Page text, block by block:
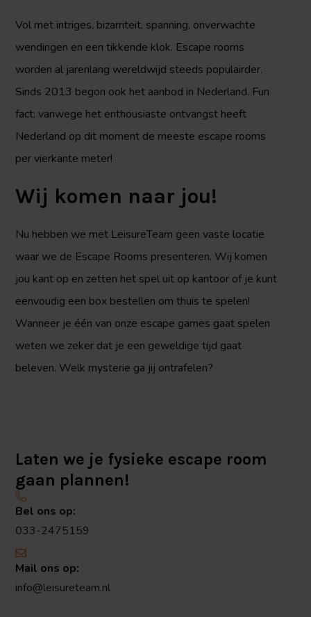
Vol met intriges, bizarriteit, spanning, onverwachte
wendingen en een tikkende klok. Escape rooms
worden al jarenlang wereldwijd steeds populairder.
Sinds 2013 begon ook het aanbod in Nederland. Fun
fact; vanwege het enthousiaste ontvangst heeft
Nederland op dit moment de meeste escape rooms
per vierkante meter!
Wij komen naar jou!
Nu hebben we met LeisureTeam geen vaste locatie
waar we de Escape Rooms presenteren. Wij komen
jou kant op en zetten het spel uit op kantoor of je kunt
eenvoudig een box bestellen om thuis te spelen!
Wanneer je één van onze escape games gaat spelen
weten we zeker dat je een geweldige tijd gaat
beleven. Welk mysterie ga jij ontrafelen?
Laten we je fysieke escape room
gaan plannen!
Bel ons op:
033-2475159
Mail ons op:
info@leisureteam.nl